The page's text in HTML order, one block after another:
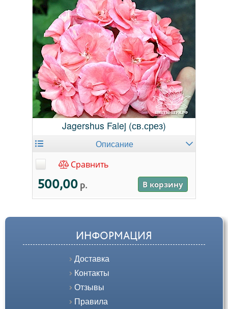
Jagershus Falej (св.срез)
Описание
Сравнить
500,00 р. В корзину
ИНФОРМАЦИЯ
Доставка
Контакты
Отзывы
Правила